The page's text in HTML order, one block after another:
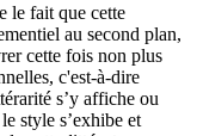
le fait que cette
au second plan,
cette fois non plus
c'est-à-dire
s’y affiche ou
style s’exhibe et